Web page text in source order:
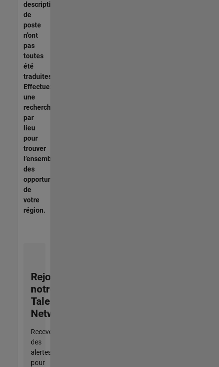
descriptions
de
poste
n’ont
pas
toutes
été
traduites.
Effectuez
une
recherche
par
lieu
pour
trouver
l’ensemble
des
opportunités
de
votre
région.
Rejoignez
notre
Talent
Network
Recevez
des
alertes
pour